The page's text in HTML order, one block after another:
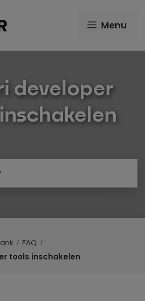
Menu
developer
FAQ
tools inschakelen